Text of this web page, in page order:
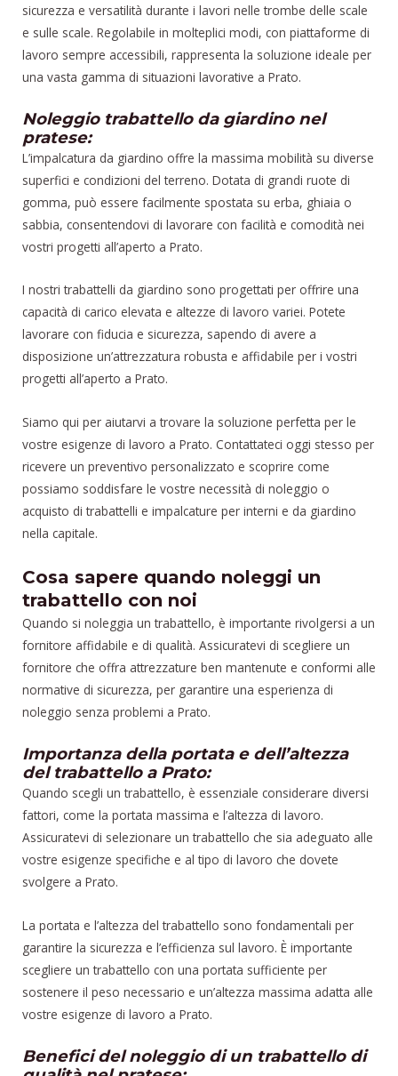
sicurezza e versatilità durante i lavori nelle trombe delle scale
e sulle scale. Regolabile in molteplici modi, con piattaforme di
lavoro sempre accessibili, rappresenta la soluzione ideale per
una vasta gamma di situazioni lavorative a Prato.
Noleggio trabattello da giardino nel
pratese:
L’impalcatura da giardino offre la massima mobilità su diverse
superfici e condizioni del terreno. Dotata di grandi ruote di
gomma, può essere facilmente spostata su erba, ghiaia o
sabbia, consentendovi di lavorare con facilità e comodità nei
vostri progetti all’aperto a Prato.
I nostri trabattelli da giardino sono progettati per offrire una
capacità di carico elevata e altezze di lavoro variei. Potete
lavorare con fiducia e sicurezza, sapendo di avere a
disposizione un’attrezzatura robusta e affidabile per i vostri
progetti all’aperto a Prato.
Siamo qui per aiutarvi a trovare la soluzione perfetta per le
vostre esigenze di lavoro a Prato. Contattateci oggi stesso per
ricevere un preventivo personalizzato e scoprire come
possiamo soddisfare le vostre necessità di noleggio o
acquisto di trabattelli e impalcature per interni e da giardino
nella capitale.
Cosa sapere quando noleggi un
trabattello con noi
Quando si noleggia un trabattello, è importante rivolgersi a un
fornitore affidabile e di qualità. Assicuratevi di scegliere un
fornitore che offra attrezzature ben mantenute e conformi alle
normative di sicurezza, per garantire una esperienza di
noleggio senza problemi a Prato.
Importanza della portata e dell’altezza
del trabattello a Prato:
Quando scegli un trabattello, è essenziale considerare diversi
fattori, come la portata massima e l’altezza di lavoro.
Assicuratevi di selezionare un trabattello che sia adeguato alle
vostre esigenze specifiche e al tipo di lavoro che dovete
svolgere a Prato.
La portata e l’altezza del trabattello sono fondamentali per
garantire la sicurezza e l’efficienza sul lavoro. È importante
scegliere un trabattello con una portata sufficiente per
sostenere il peso necessario e un’altezza massima adatta alle
vostre esigenze di lavoro a Prato.
Benefici del noleggio di un trabattello di